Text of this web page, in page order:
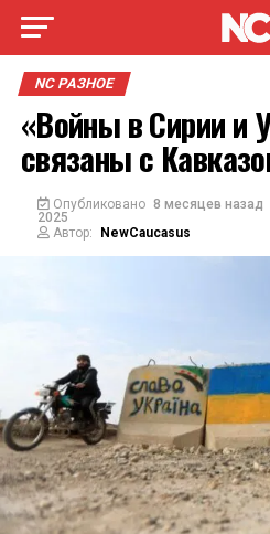
NC РАЗНОЕ
«Войны в Сирии и
связаны с
Опубликовано 8 месяцев назад
2025
Автор:
NewCaucasus